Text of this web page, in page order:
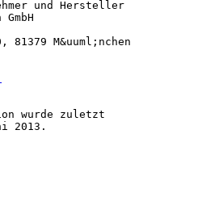
wurde zuletzt
2013.